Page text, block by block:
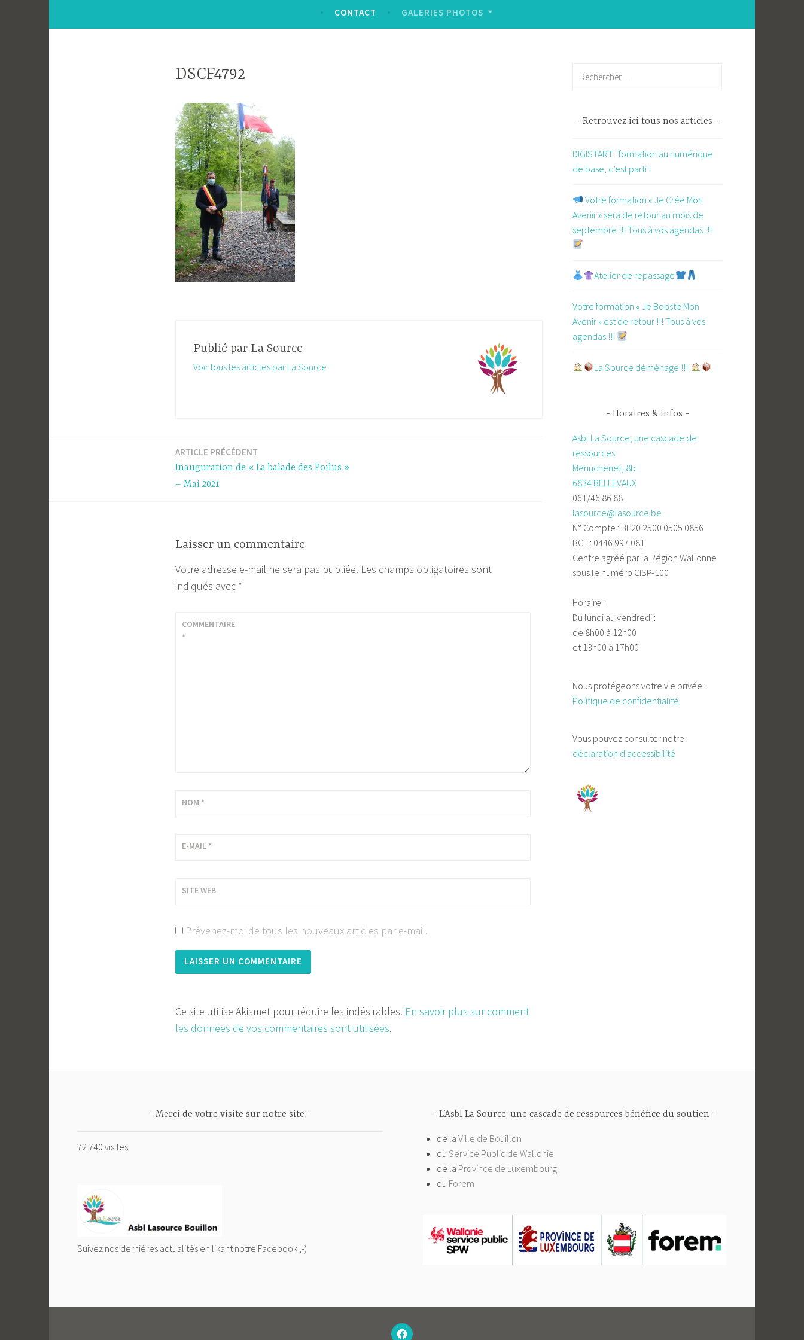
CONTACT GALERIES PHOTOS
DSCF4792
Publié par La Source
Voir tous les articles par La Source
ARTICLE PRÉCÉDENT
Inauguration de « La balade des Poilus »
– Mai 2021
Laisser un commentaire
Votre adresse e-mail ne sera pas publiée. Les champs obligatoires sont
indiqués avec *
COMMENTAIRE
*
NOM *
E-MAIL *
SITE WEB
Prévenez-moi de tous les nouveaux articles par e-mail.
Ce site utilise Akismet pour réduire les indésirables. En savoir plus sur comment
les données de vos commentaires sont utilisées.
Retrouvez ici tous nos articles
DIGISTART : formation au numérique
de base, c’est parti !
​ Votre formation « Je Crée Mon
Avenir » sera de retour au mois de
septembre !!! Tous à vos agendas !!!
Atelier de repassage​
Votre formation « Je Booste Mon
Avenir » est de retour !!! Tous à vos
agendas !!!
​La Source déménage !!!
Horaires & infos
Asbl La Source, une cascade de
ressources
Menuchenet, 8b
6834 BELLEVAUX
061/46 86 88
lasource@lasource.be
N° Compte : BE20 2500 0505 0856
BCE : 0446.997.081
Centre agréé par la Région Wallonne
sous le numéro CISP-100
Horaire :
Du lundi au vendredi :
de 8h00 à 12h00
et 13h00 à 17h00
Nous protégeons votre vie privée :
Politique de confidentialité
Vous pouvez consulter notre :
déclaration d'accessibilité
Merci de votre visite sur notre site
72 740 visites
Suivez nos dernières actualités en likant notre Facebook ;-)
L’Asbl La Source, une cascade de ressources bénéfice du soutien
de laVille de Bouillon
duService Public de Wallonie
de la Province de Luxembourg
du Forem
–
N’HÉSITEZ